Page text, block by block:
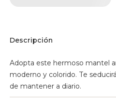
Descripción
Adopta este hermoso mantel
moderno y colorido. Te
de mantener a diario.